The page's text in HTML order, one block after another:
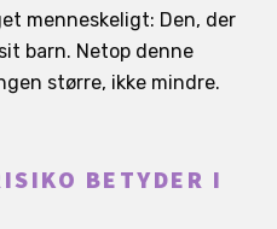
menneskeligt: Den, der
barn. Netop denne
større, ikke mindre.
BETYDER I